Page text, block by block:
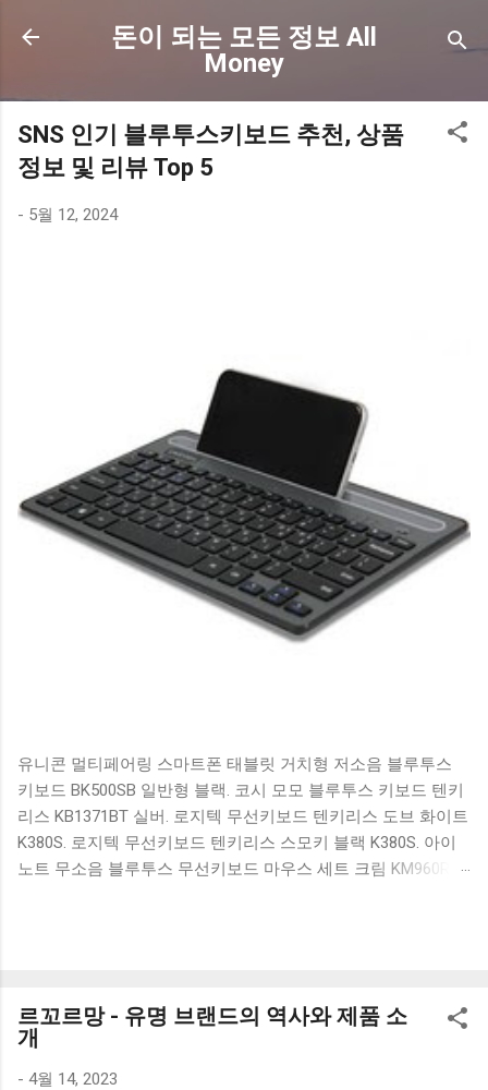
기본 콘텐츠로 건너뛰기
돈이 되는 모든 정보 All
Money
SNS 인기 블루투스키보드 추천, 상품
정보 및 리뷰 Top 5
- 5월 12, 2024
유니콘 멀티페어링 스마트폰 태블릿 거치형 저소음 블루투스
키보드 BK500SB 일반형 블랙. 코시 모모 블루투스 키보드 텐키
리스 KB1371BT 실버. 로지텍 무선키보드 텐키리스 도브 화이트
K380S. 로지텍 무선키보드 텐키리스 스모키 블랙 K380S. 아이
노트 무소음 블루투스 무선키보드 마우스 세트 크림 KM960RB
혜택을 놓치지 마세요. 다양한 할인 혜택과 빠른배송 혜택을 놓
치지 않도록 먼저 확인해보세요. 추가할인 확인하기 상품 하나
를 사더라도 종류도 많고, 가격도 다양해서 결정이 많이 어려우
르꼬르망 - 유명 브랜드의 역사와 제품 소
개
- 4월 14, 2023